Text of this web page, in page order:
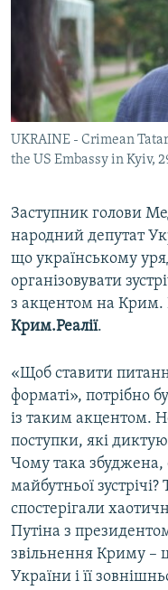
ВІДЕОУРОКИ «ELIFBE»
СВІДЧЕННЯ ОКУПАЦІЇ
УКРАЇНСЬКА ПРОБЛЕМА
ІНФОГРАФІКА
Русский
Qırımtatar
ДОЛУЧАЙСЯ!
UKRAINE - Crimean
the US Embassy in Kyiv,
Заступник голови
народний депутат
що українському
організовувати
з акцентом на Крим.
Крим.Реалії.
«Щоб ставити
форматі», потрібно
із таким акцентом.
поступки, які
Чому така збуджена,
майбутньої
спостерігали
Путіна з
звільнення Криму –
України і її